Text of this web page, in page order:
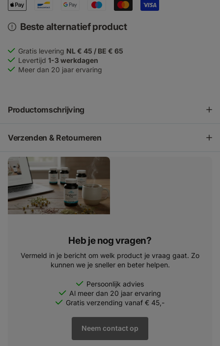
Beste alternatief product
Gratis levering NL € 45 / BE € 65
Levertijd 1-3 werkdagen
Meer dan 20 jaar ervaring
Productomschrijving
Verzenden & Retourneren
Heb je nog vragen?
Vermeld in je bericht om welk product je vraag gaat. Zo
kunnen we je sneller en beter helpen.
Persoonlijk advies
Al meer dan 20 jaar ervaring
Gratis verzending vanaf € 45,-
Neem contact op